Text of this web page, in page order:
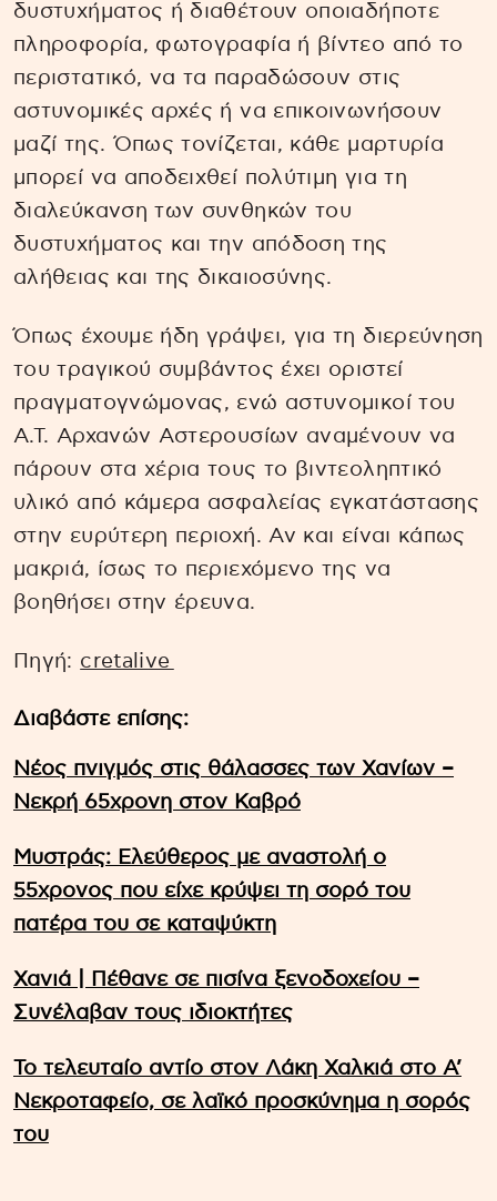
δυστυχήματος ή διαθέτουν οποιαδήποτε
πληροφορία, φωτογραφία ή βίντεο από το
περιστατικό, να τα παραδώσουν στις
αστυνομικές αρχές ή να επικοινωνήσουν
μαζί της. Όπως τονίζεται, κάθε μαρτυρία
μπορεί να αποδειχθεί πολύτιμη για τη
διαλεύκανση των συνθηκών του
δυστυχήματος και την απόδοση της
αλήθειας και της δικαιοσύνης.
Όπως έχουμε ήδη γράψει, για τη διερεύνηση
του τραγικού συμβάντος έχει οριστεί
πραγματογνώμονας, ενώ αστυνομικοί του
Α.Τ. Αρχανών Αστερουσίων αναμένουν να
πάρουν στα χέρια τους το βιντεοληπτικό
υλικό από κάμερα ασφαλείας εγκατάστασης
στην ευρύτερη περιοχή. Αν και είναι κάπως
μακριά, ίσως το περιεχόμενο της να
βοηθήσει στην έρευνα.
Πηγή: cretalive
Διαβάστε επίσης:
Νέος πνιγμός στις θάλασσες των Χανίων –
Νεκρή 65χρονη στον Καβρό
Μυστράς: Ελεύθερος με αναστολή ο
55χρονος που είχε κρύψει τη σορό του
πατέρα του σε καταψύκτη
Χανιά | Πέθανε σε πισίνα ξενοδοχείου –
Συνέλαβαν τους ιδιοκτήτες
Το τελευταίο αντίο στον Λάκη Χαλκιά στο A’
Νεκροταφείο, σε λαϊκό προσκύνημα η σορός
του